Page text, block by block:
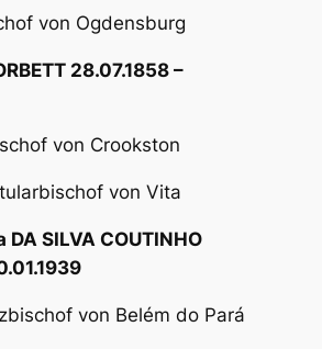
von Ogdensburg
28.07.1858 –
von Crookston
von Vita
SILVA COUTINHO
von Belém do Pará